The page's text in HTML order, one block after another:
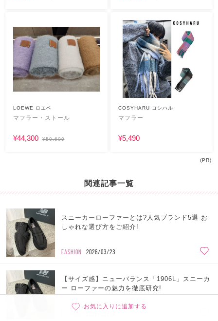
お気に入りに追加する
LOEWE ロエベ
マフラー・ストール
¥44,300 ¥50,600
COSYHARU コシハル
マフラー
¥5,490
(PR)
関連記事一覧
スニーカーローファーとは?人気ブランド5選-お
しゃれな選び方をご紹介!
FASHION 2026/03/23
【サイズ感】ニューバランス「1906L」スニーカ
ー ローファーの魅力を徹底研究!